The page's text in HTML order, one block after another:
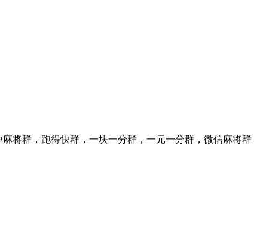
将群，跑得快群，一块一分群，一元一分群，微信麻将